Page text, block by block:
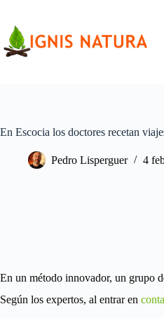
contenido
En Escocia los doctores recetan
Pedro Lisperguer 4
En un método innovador, un grupo
Según los expertos, al entrar en